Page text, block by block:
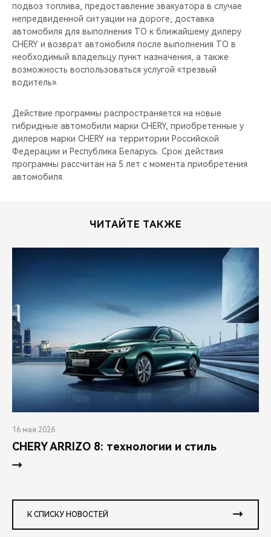
подвоз топлива, предоставление эвакуатора в случае
непредвиденной ситуации на дороге, доставка
автомобиля для выполнения ТО к ближайшему дилеру
CHERY и возврат автомобиля после выполнения ТО в
необходимый владельцу пункт назначения, а также
возможность воспользоваться услугой «трезвый
водитель».
Действие программы распространяется на новые
гибридные автомобили марки CHERY, приобретенные у
дилеров марки CHERY на территории Российской
Федерации и Республика Беларусь. Срок действия
программы рассчитан на 5 лет с момента приобретения
автомобиля.
ЧИТАЙТЕ ТАКЖЕ
16 мая 2026
CHERY ARRIZO 8: технологии и стиль
К СПИСКУ НОВОСТЕЙ